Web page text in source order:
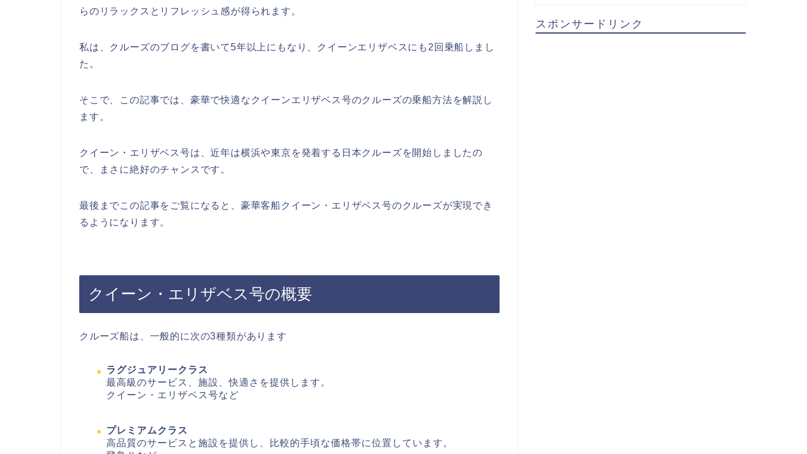
らのリラックスとリフレッシュ感が得られます。
私は、クルーズのブログを書いて5年以上にもなり、クイーンエリザベスにも2回乗船しまし
た。
そこで、この記事では、豪華で快適なクイーンエリザベス号のクルーズの乗船方法を解説し
ます。
クイーン・エリザベス号は、近年は横浜や東京を発着する日本クルーズを開始しましたの
で、まさに絶好のチャンスです。
最後までこの記事をご覧になると、豪華客船クイーン・エリザベス号のクルーズが実現でき
るようになります。
クイーン・エリザベス号の概要
クルーズ船は、一般的に次の3種類があります
ラグジュアリークラス
最高級のサービス、施設、快適さを提供します。
クイーン・エリザベス号など
プレミアムクラス
高品質のサービスと施設を提供し、比較的手頃な価格帯に位置しています。
スポンサードリンク